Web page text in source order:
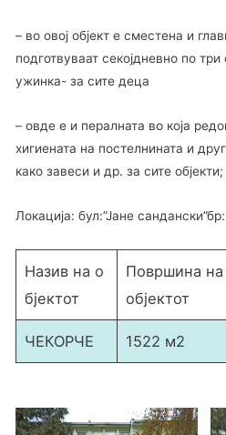
– во овој објект е сместена и
подготвуваат секојдневно по
ужинка- за сите деца
– овде е и пералната во која
хигиената на постелнината и
како завеси и др. за сите објекти;
Локација: бул:”Јане
Назив на о
бјектот
Површина на
објектот
ЧЕКОРЧЕ 1522 м2